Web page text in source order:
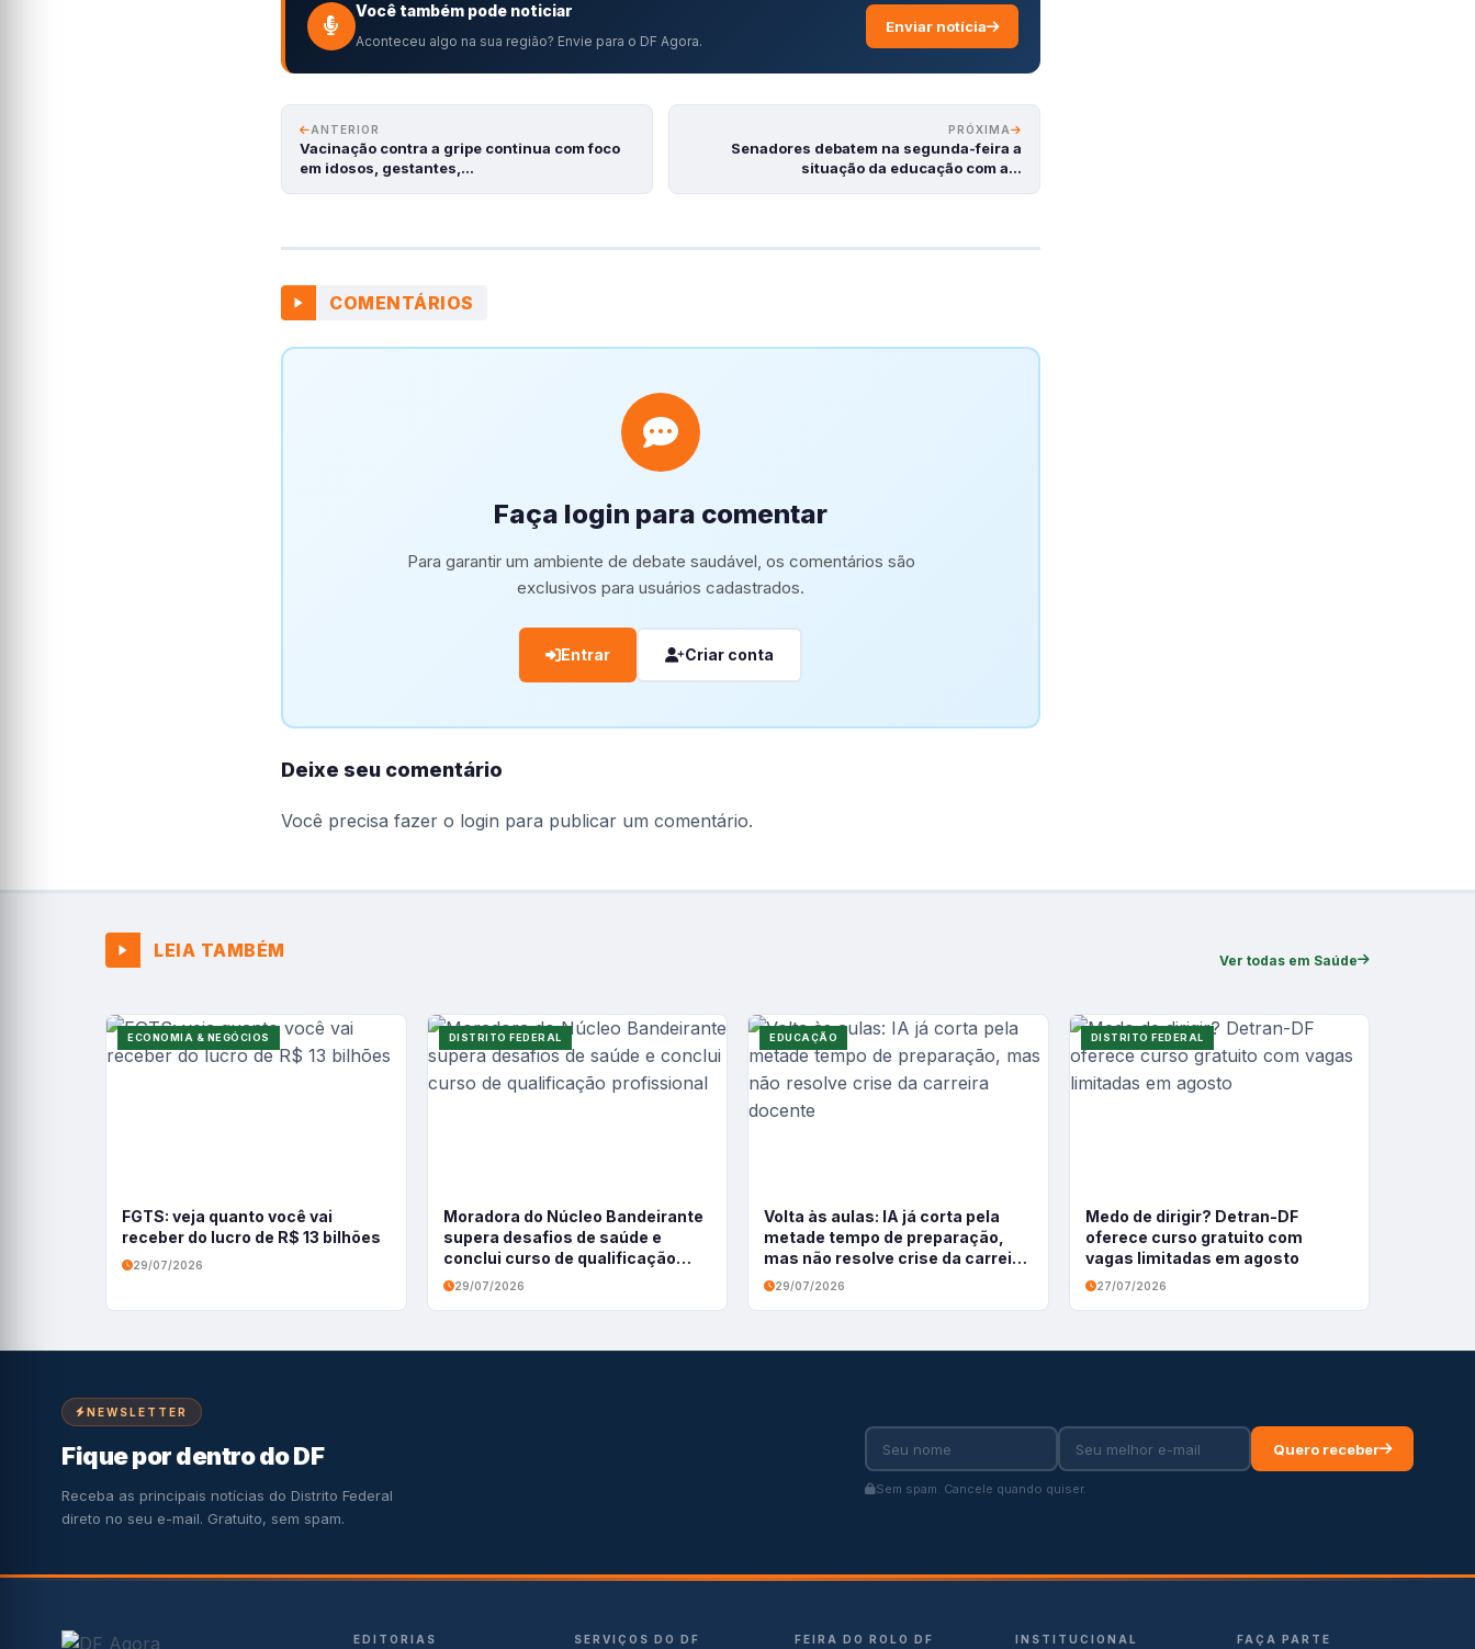
Você também pode noticiar
Aconteceu algo na sua região? Envie para o DF Agora.
Enviar notícia
ANTERIOR
Vacinação contra a gripe continua com foco
em idosos, gestantes,…
PRÓXIMA
Senadores debatem na segunda-feira a
situação da educação com a…
COMENTÁRIOS
Faça login para comentar
Para garantir um ambiente de debate saudável, os comentários são
exclusivos para usuários cadastrados.
Entrar Criar conta
Deixe seu comentário
Você precisa fazer o login para publicar um comentário.
LEIA TAMBÉM Ver todas em Saúde
ECONOMIA & NEGÓCIOS
FGTS: veja quanto você vai
receber do lucro de R$ 13 bilhões
29/07/2026
DISTRITO FEDERAL
Moradora do Núcleo Bandeirante
supera desafios de saúde e
conclui curso de qualificação
profissional
29/07/2026
EDUCAÇÃO
Volta às aulas: IA já corta pela
metade tempo de preparação,
mas não resolve crise da carreira
docente
29/07/2026
DISTRITO FEDERAL
Medo de dirigir? Detran-DF
oferece curso gratuito com
vagas limitadas em agosto
27/07/2026
NEWSLETTER
Fique por dentro do DF
Receba as principais notícias do Distrito Federal
direto no seu e-mail. Gratuito, sem spam.
Quero receber
Sem spam. Cancele quando quiser.
EDITORIAS SERVIÇOS DO DF FEIRA DO ROLO DF INSTITUCIONAL FAÇA PARTE